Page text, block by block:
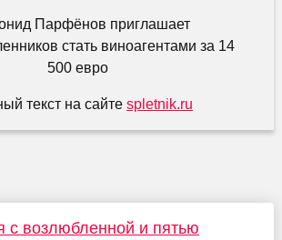
текст на сайте spletnik.ru
с возлюбленной и пятью